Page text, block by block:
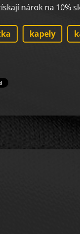
nárok na 10%
kapely